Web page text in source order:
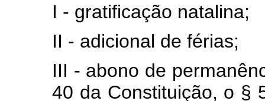
I - gratificação natalina;
II - adicional de férias;
III - abono de
40 da Constituição, o §